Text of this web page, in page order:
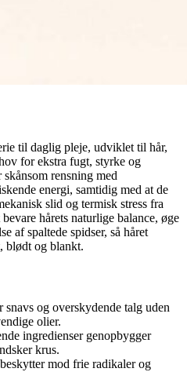
til daglig pleje, udviklet til hår,
for ekstra fugt, styrke og
rensning med
energi, samtidig med at de
slid og termisk stress fra
hårets naturlige balance, øge
af spaltede spidser, så håret
blødt og blankt.
snavs og overskydende talg uden
olier.
ingredienser genopbygger
krus.
mod frie radikaler og